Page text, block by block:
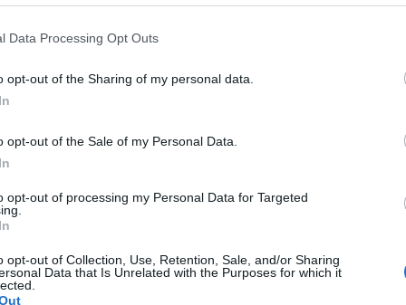
Data Processing Opt Outs
opt-out of the Sharing of my personal data.
opt-out of the Sale of my Personal Data.
opt-out of processing my Personal Data for Targeted
opt-out of Collection, Use, Retention, Sale, and/or Sharing
Data that Is Unrelated with the Purposes for which it
vagyis fényes ünnep, ám mivel a partitúra elején két bibliai
a mű dallamvilága jelentős mértékben az orosz
egyik legsokoldalúbb és legjobban felkészült
PESTI VIGADÓ